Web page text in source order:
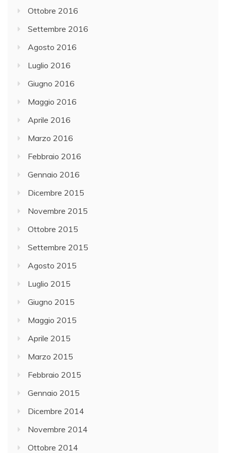
Ottobre 2016
Settembre 2016
Agosto 2016
Luglio 2016
Giugno 2016
Maggio 2016
Aprile 2016
Marzo 2016
Febbraio 2016
Gennaio 2016
Dicembre 2015
Novembre 2015
Ottobre 2015
Settembre 2015
Agosto 2015
Luglio 2015
Giugno 2015
Maggio 2015
Aprile 2015
Marzo 2015
Febbraio 2015
Gennaio 2015
Dicembre 2014
Novembre 2014
Ottobre 2014